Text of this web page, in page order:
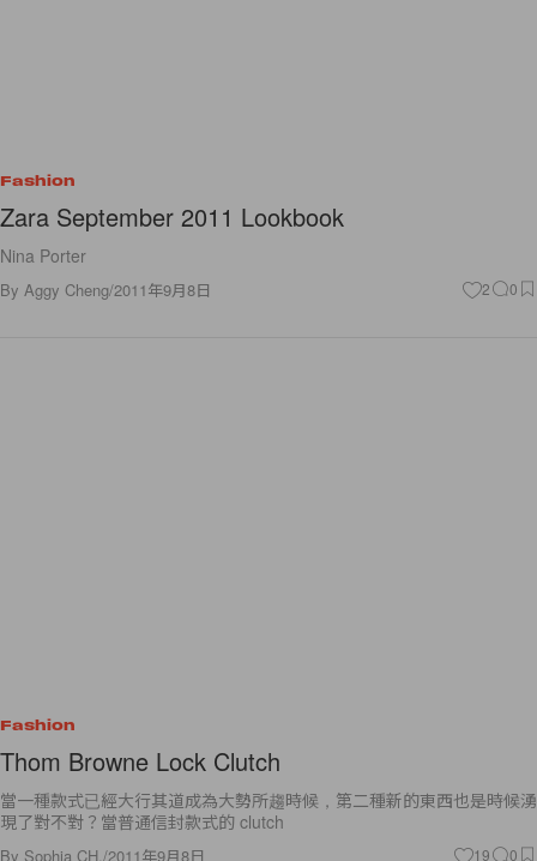
Fashion
Zara September 2011 Lookbook
Nina Porter
By Aggy Cheng/2011年9月8日 2 0
Fashion
Thom Browne Lock Clutch
當一種款式已經大行其道成為大勢所趨時候，第二種新的東西也是時候湧
現了對不對？當普通信封款式的 clutch
By Sophia CH. /2011年9月8日 19 0